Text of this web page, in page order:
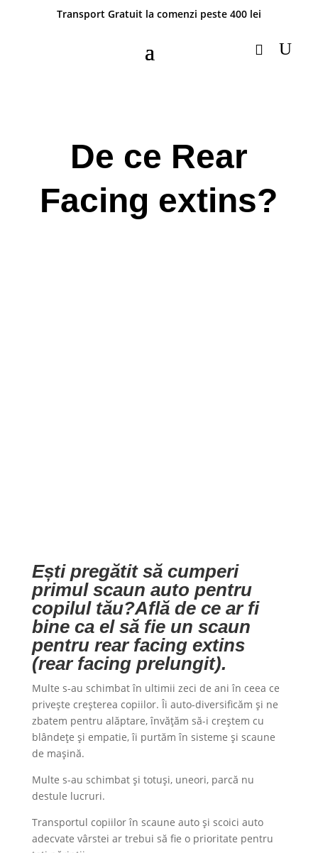
Transport Gratuit la comenzi peste 400 lei
De ce Rear
Facing extins?
Ești pregătit să cumperi
primul scaun auto pentru
copilul tău?Află de ce ar fi
bine ca el să fie un scaun
pentru rear facing extins
(rear facing prelungit).
Multe s-au schimbat în ultimii zeci de ani în ceea ce
privește creșterea copiilor. Îi auto-diversificăm și ne
zbatem pentru alăptare, învățăm să-i creștem cu
blândețe și empatie, îi purtăm în sisteme și scaune
de mașină.
Multe s-au schimbat și totuși, uneori, parcă nu
destule lucruri.
Transportul copiilor în scaune auto și scoici auto
adecvate vârstei ar trebui să fie o prioritate pentru